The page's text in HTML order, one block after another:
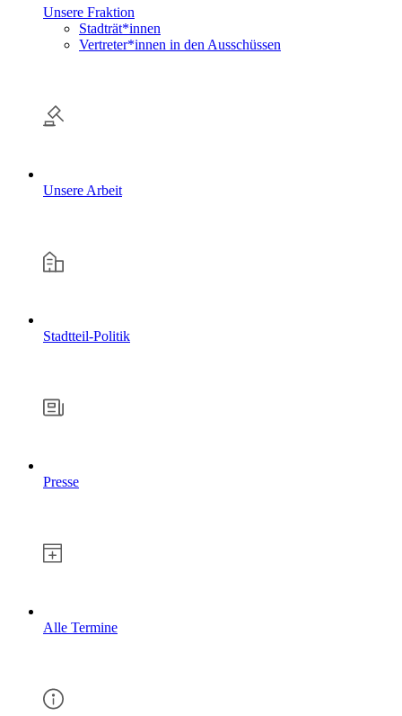
Unsere Fraktion
Stadträt*innen
Vertreter*innen in den Ausschüssen
Unsere Arbeit
Stadtteil-Politik
Presse
Alle Termine